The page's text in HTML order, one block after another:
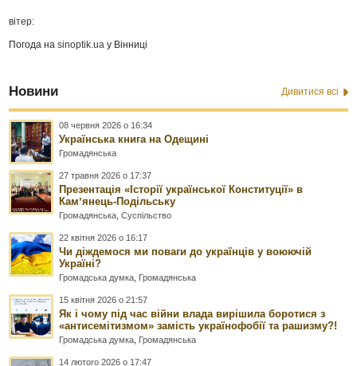
вітер:
Погода наsinoptik.ua у Вінниці
Новини Дивитися всі
08 червня 2026 о 16:34
Українська книга на Одещині
Громадянська
27 травня 2026 о 17:37
Презентація «Історії української Конституції» в
Камʼянець-Подільську
Громадянська ,Суспільство
22 квітня 2026 о 16:17
Чи діждемося ми поваги до українців у воюючій
Україні?
Громадська думка Громадянська
15 квітня 2026 о 21:57
Як і чому під час війни влада вирішила боротися з
«антисемітизмом» замість українофобії та рашизму?!
Громадська думка Громадянська
14 лютого 2026 о 17:47